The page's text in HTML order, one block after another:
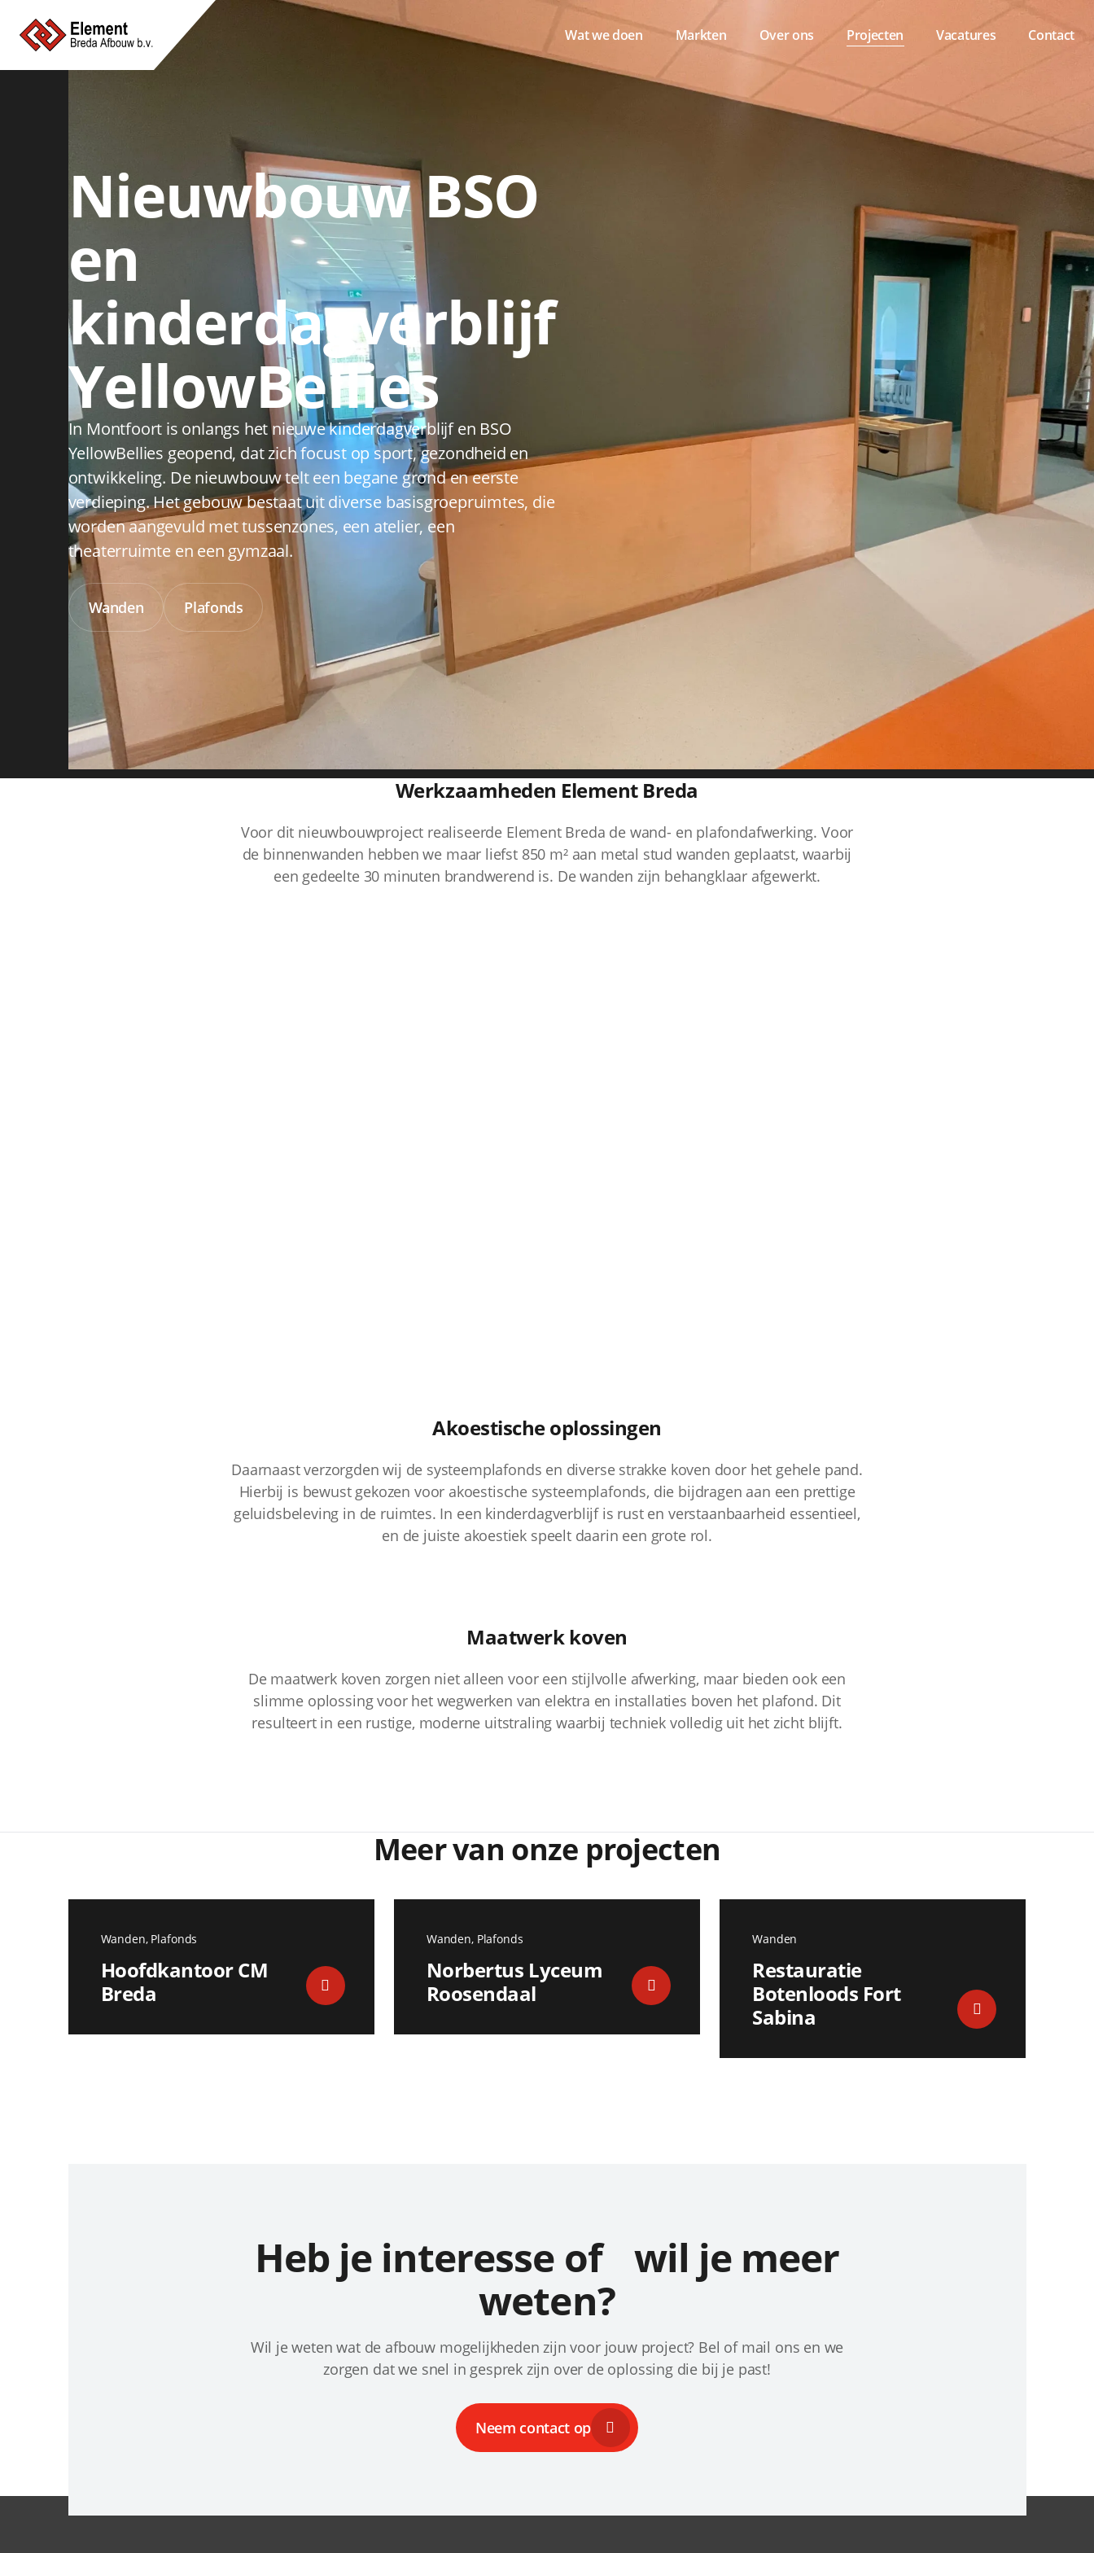
Wat we doen Markten Over ons Projecten Vacatures Contact
Nieuwbouw BSO
en
kinderdagverblijf
YellowBellies
In Montfoort is onlangs het nieuwe kinderdagverblijf en BSO
YellowBellies geopend, dat zich focust op sport, gezondheid en
ontwikkeling. De nieuwbouw telt een begane grond en eerste
verdieping. Het gebouw bestaat uit diverse basisgroepruimtes, die
worden aangevuld met tussenzones, een atelier, een
theaterruimte en een gymzaal.
Wanden Plafonds
Werkzaamheden Element Breda
Voor dit nieuwbouwproject realiseerde Element Breda de wand- en plafondafwerking. Voor
de binnenwanden hebben we maar liefst 850 m² aan metal stud wanden geplaatst, waarbij
een gedeelte 30 minuten brandwerend is. De wanden zijn behangklaar afgewerkt.
Akoestische oplossingen
Daarnaast verzorgden wij de systeemplafonds en diverse strakke koven door het gehele pand.
Hierbij is bewust gekozen voor akoestische systeemplafonds, die bijdragen aan een prettige
geluidsbeleving in de ruimtes. In een kinderdagverblijf is rust en verstaanbaarheid essentieel,
en de juiste akoestiek speelt daarin een grote rol.
Maatwerk koven
De maatwerk koven zorgen niet alleen voor een stijlvolle afwerking, maar bieden ook een
slimme oplossing voor het wegwerken van elektra en installaties boven het plafond. Dit
resulteert in een rustige, moderne uitstraling waarbij techniek volledig uit het zicht blijft.
Meer van onze projecten
Wanden, Plafonds
Hoofdkantoor CM
Breda
Wanden, Plafonds
Norbertus Lyceum
Roosendaal
Wanden
Restauratie
Botenloods Fort
Sabina
Heb je interesse of wil je meer
weten?
Wil je weten wat de afbouw mogelijkheden zijn voor jouw project? Bel of mail ons en we
zorgen dat we snel in gesprek zijn over de oplossing die bij je past!
Neem contact op